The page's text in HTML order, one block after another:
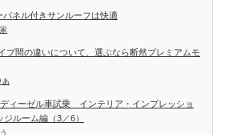
パネル付きサンルーフは快適
間の違いについて、選ぶなら断然プレミアムモ
あ
ィーゼル車試乗 インテリア・インプレッショ
ルーム編（3／6）